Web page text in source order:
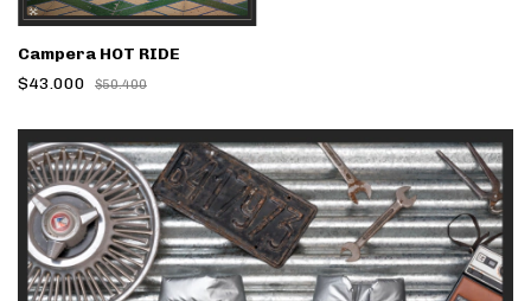
Campera HOT RIDE
$43.000
$50.400